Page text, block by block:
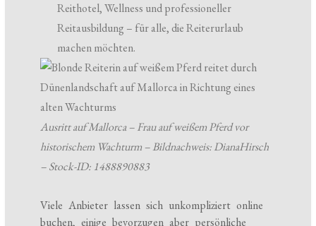
Reithotel, Wellness und professioneller
Reitausbildung – für alle, die Reiterurlaub
machen möchten.
Ausritt auf Mallorca – Frau auf weißem Pferd vor
historischem Wachturm – Bildnachweis: DianaHirsch
– Stock-ID: 1488890883
Viele Anbieter lassen sich unkompliziert online
buchen, einige bevorzugen aber persönliche